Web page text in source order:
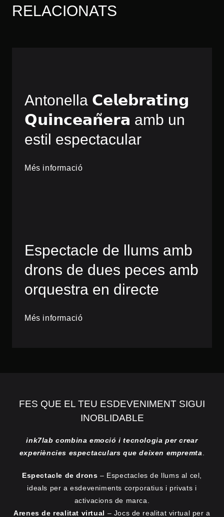
RELACIONATS
Antonella 𝗖𝗲𝗹𝗲𝗯𝗿𝗮𝘁𝗶𝗻𝗴
𝗤𝘂𝗶𝗻𝗰𝗲𝗮𝗻̃𝗲𝗿𝗮 amb un
estil espectacular
Més informació
Espectacle de llums amb
drons de dues peces amb
orquestra en directe
Més informació
FES QUE EL TEU ESDEVENIMENT SIGUI
INOBLIDABLE
ink7lab combina emoció i tecnologia per crear
experiències espectaculars que deixen empremta
Espectacle de drons – Espectacles de llums al cel,
ideals per a esdeveniments corporatius i privats i
activacions de marca.
Arenes de realitat virtual – Jocs de realitat virtual per a